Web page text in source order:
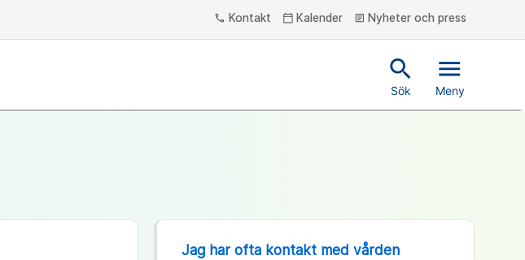
phone Kontakt calendar_today Kalender article Nyheter och press
search
Sök
menu
Meny
Jag har ofta kontakt med vården